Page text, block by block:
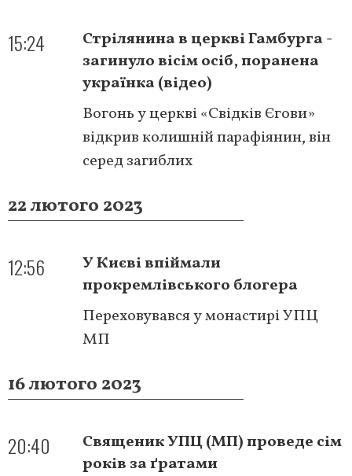
15:24
Стрілянина в церкві Гамбурга -
загинуло вісім осіб, поранена
українка (відео)
Вогонь у церкві «Свідків Єгови»
відкрив колишній парафіянин, він
серед загиблих
22 лютого 2023
12:56
У Києві впіймали
прокремлівського блогера
Переховувався у монастирі УПЦ
МП
16 лютого 2023
20:40
Священик УПЦ (МП) проведе сім
років за ґратами